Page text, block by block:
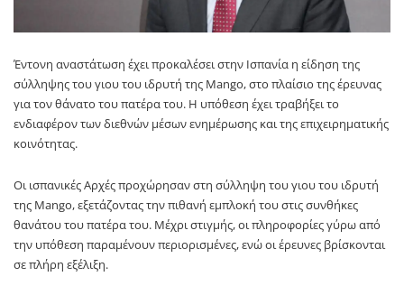
Έντονη αναστάτωση έχει προκαλέσει στην Ισπανία η είδηση της
σύλληψης του γιου του ιδρυτή της Mango, στο πλαίσιο της έρευνας
για τον θάνατο του πατέρα του. Η υπόθεση έχει τραβήξει το
ενδιαφέρον των διεθνών μέσων ενημέρωσης και της επιχειρηματικής
κοινότητας.
Οι ισπανικές Αρχές προχώρησαν στη σύλληψη του γιου του ιδρυτή
της Mango, εξετάζοντας την πιθανή εμπλοκή του στις συνθήκες
θανάτου του πατέρα του. Μέχρι στιγμής, οι πληροφορίες γύρω από
την υπόθεση παραμένουν περιορισμένες, ενώ οι έρευνες βρίσκονται
σε πλήρη εξέλιξη.